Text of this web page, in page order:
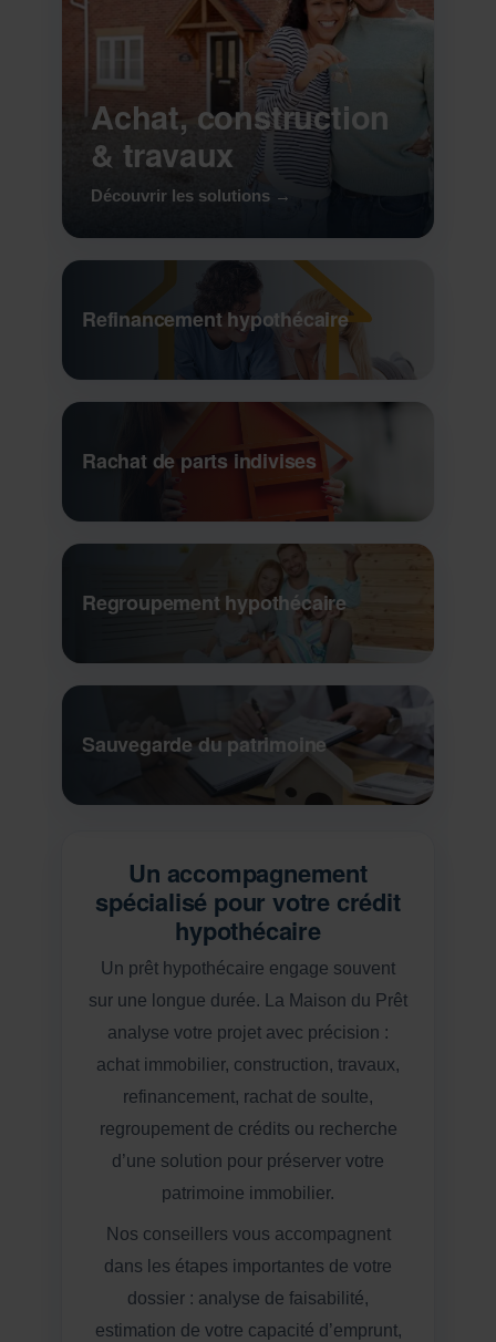
Achat, construction
& travaux
Découvrir les solutions →
Refinancement hypothécaire
Rachat de parts indivises
Regroupement hypothécaire
Sauvegarde du patrimoine
Un accompagnement
spécialisé pour votre crédit
hypothécaire
Un prêt hypothécaire engage souvent
sur une longue durée. La Maison du Prêt
analyse votre projet avec précision :
achat immobilier, construction, travaux,
refinancement, rachat de soulte,
regroupement de crédits ou recherche
d’une solution pour préserver votre
patrimoine immobilier.
Nos conseillers vous accompagnent
dans les étapes importantes de votre
dossier : analyse de faisabilité,
estimation de votre capacité d’emprunt,